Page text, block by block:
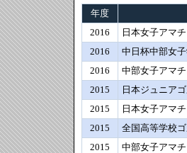
年度
2016
日本女子アマ
2016
中日杯中部女
2016
中部女子アマ
2015
日本ジュニア
2015
日本女子アマ
2015
全国高等学校
2015
中部女子アマ